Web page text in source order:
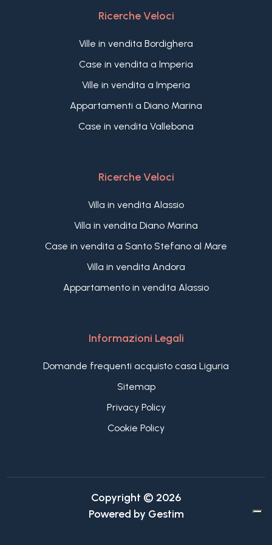
Ricerche Veloci
Ville in vendita Bordighera
Case in vendita a Imperia
Ville in vendita a Imperia
Appartamenti a Diano Marina
Case in vendita Vallebona
Ricerche Veloci
Villa in vendita Alassio
Villa in vendita Diano Marina
Case in vendita a Santo Stefano al Mare
Villa in vendita Andora
Appartamento in vendita Alassio
Informazioni Legali
Domande frequenti acquisto casa Liguria
Sitemap
Privacy Policy
Cookie Policy
Copyright © 2026
Powered by Gestim